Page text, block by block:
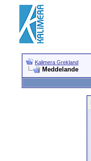
Kalimera Grekland
Meddelande